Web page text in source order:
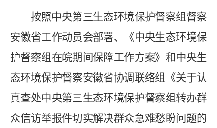
按照中央第三生态环境保护督察组督察
安徽省工作动员会部署、《中央生态环境保
护督察组在皖期间保障工作方案》和中央生
态环境保护督察安徽省协调联络组《关于认
真查处中央第三生态环境保护督察组转办群
众信访举报件切实解决群众急难愁盼问题的